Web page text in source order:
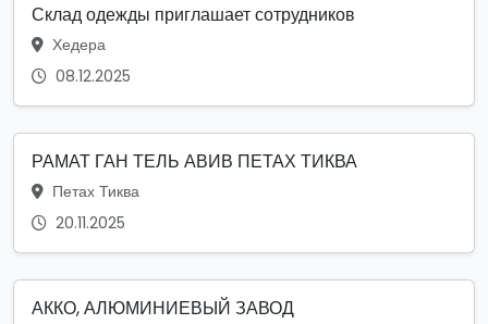
Склад одежды приглашает сотрудников
Хедера
08.12.2025
РАМАТ ГАН ТЕЛЬ АВИВ ПЕТАХ ТИКВА
Петах Тиква
20.11.2025
АККО, АЛЮМИНИЕВЫЙ ЗАВОД